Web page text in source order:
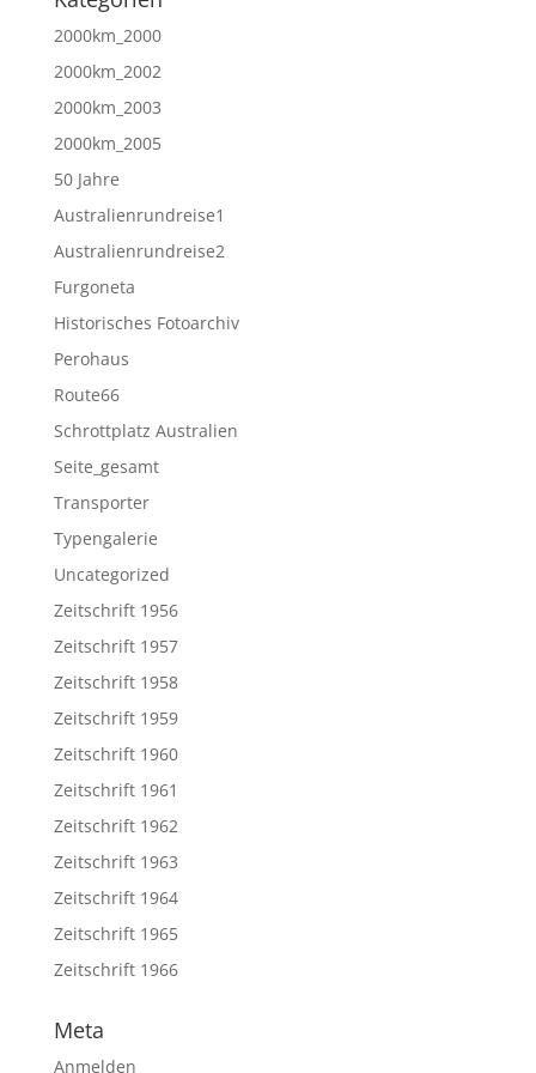
2000km_2000
2000km_2002
2000km_2003
2000km_2005
50 Jahre
Australienrundreise1
Australienrundreise2
Furgoneta
Historisches Fotoarchiv
Perohaus
Route66
Schrottplatz Australien
Seite_gesamt
Transporter
Typengalerie
Uncategorized
Zeitschrift 1956
Zeitschrift 1957
Zeitschrift 1958
Zeitschrift 1959
Zeitschrift 1960
Zeitschrift 1961
Zeitschrift 1962
Zeitschrift 1963
Zeitschrift 1964
Zeitschrift 1965
Zeitschrift 1966
Meta
Anmelden